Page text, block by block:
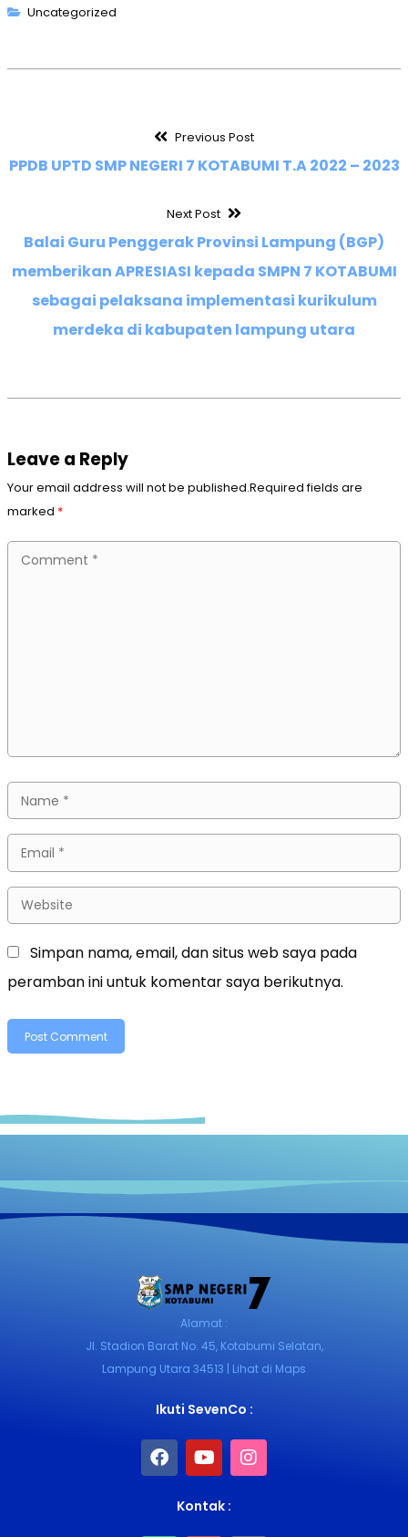
Uncategorized
Previous Post
PPDB UPTD SMP NEGERI 7 KOTABUMI T.A 2022 – 2023
Next Post
Balai Guru Penggerak Provinsi Lampung (BGP)
memberikan APRESIASI kepada SMPN 7 KOTABUMI
sebagai pelaksana implementasi kurikulum
merdeka di kabupaten lampung utara
Leave a Reply
Your email address will not be published.Required fields are
marked *
Simpan nama, email, dan situs web saya pada
peramban ini untuk komentar saya berikutnya.
Alamat :
Jl. Stadion Barat No. 45, Kotabumi Selatan,
Lampung Utara 34513 | Lihat di Maps
Ikuti SevenCo :
Kontak :